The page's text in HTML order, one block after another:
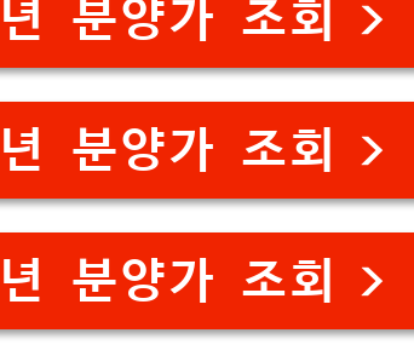
년 분양가 조회 >
년 분양가 조회 >
년 분양가 조회 >